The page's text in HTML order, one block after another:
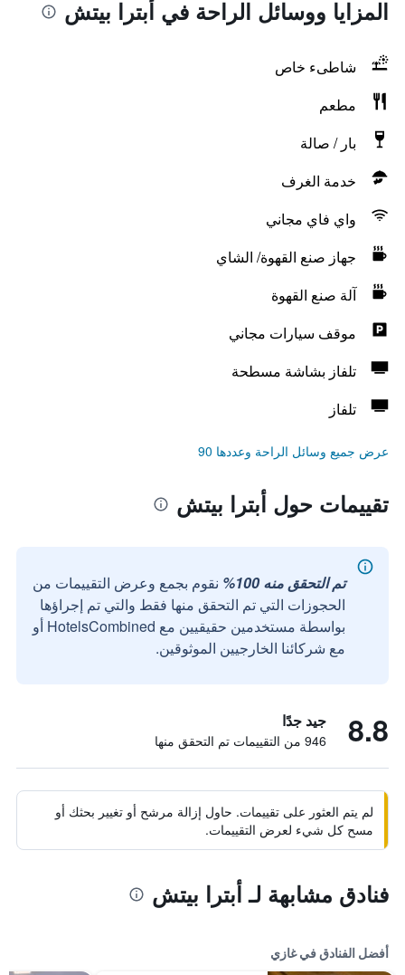
المزايا ووسائل الراحة في أبترا بيتش
شاطىء خاص
مطعم
بار / صالة
خدمة الغرف
واي فاي مجاني
جهاز صنع القهوة/ الشاي
آلة صنع القهوة
موقف سيارات مجاني
تلفاز بشاشة مسطحة
تلفاز
عرض جميع وسائل الراحة وعددها 90
تقييمات حول أبترا بيتش
تم التحقق منه 100%
نقوم بجمع وعرض التقييمات من
الحجوزات التي تم التحقق منها فقط والتي تم إجراؤها
بواسطة مستخدمين حقيقيين مع HotelsCombined أو
مع شركائنا الخارجيين الموثوقين.
8.8 جيد جدًا
946 من التقييمات تم التحقق منها
لم يتم العثور على تقييمات. حاول إزالة مرشح أو تغيير بحثك أو
مسح كل شيء لعرض التقييمات.
فنادق مشابهة لـ أبترا بيتش
أفضل الفنادق في غازي